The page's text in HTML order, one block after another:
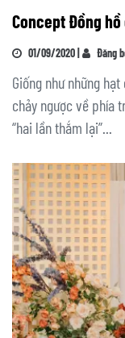
Concept Đồng
01/09/2020 | Đăng
Giống như những
chảy ngược về phía
“hai lần thắm lại”...